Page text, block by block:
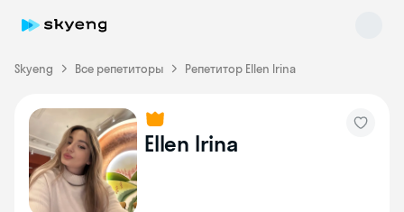
Skyeng Все репетиторы Репетитор Ellen Irina
Ellen Irina
Skyeng Chat
online